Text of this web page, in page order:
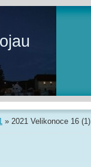
» 2021 Velikonoce 16 (1)